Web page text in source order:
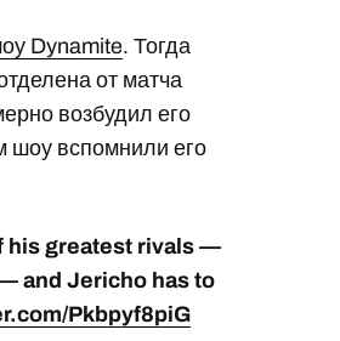
Dynamite. Тогда
от матча
возбудил его
шоу вспомнили его
his greatest rivals —
and Jericho has to
Pkbpyf8piG